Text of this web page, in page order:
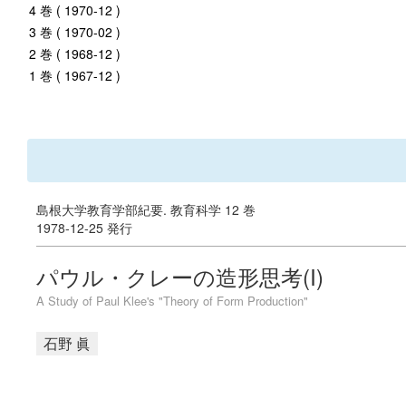
4 巻 ( 1970-12 )
3 巻 ( 1970-02 )
2 巻 ( 1968-12 )
1 巻 ( 1967-12 )
島根大学教育学部紀要. 教育科学 12 巻
1978-12-25 発行
パウル・クレーの造形思考(I)
A Study of Paul Klee's "Theory of Form Production"
石野 眞